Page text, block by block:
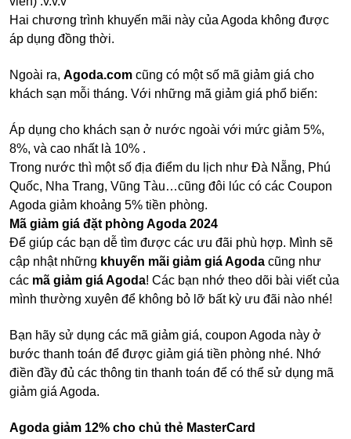
Hai chương trình khuyến mãi này của Agoda không được
áp dụng đồng thời.
Ngoài ra, Agoda.com cũng có một số mã giảm giá cho
khách sạn mỗi tháng. Với những mã giảm giá phổ biến:
Áp dụng cho khách sạn ở nước ngoài với mức giảm 5%,
8%, và cao nhất là 10% .
Trong nước thì một số địa điểm du lịch như Đà Nẵng, Phú
Quốc, Nha Trang, Vũng Tàu…cũng đôi lúc có các Coupon
Agoda giảm khoảng 5% tiền phòng.
Mã giảm giá đặt phòng Agoda 2024
Để giúp các bạn dễ tìm được các ưu đãi phù hợp. Mình sẽ
cập nhật những khuyến mãi giảm giá Agoda cũng như
các mã giảm giá Agoda! Các bạn nhớ theo dõi bài viết của
mình thường xuyên để không bỏ lỡ bất kỳ ưu đãi nào nhé!
Bạn hãy sử dụng các mã giảm giá, coupon Agoda này ở
bước thanh toán để được giảm giá tiền phòng nhé. Nhớ
điền đầy đủ các thông tin thanh toán để có thể sử dụng mã
giảm giá Agoda.
Agoda giảm 12% cho chủ thẻ MasterCard